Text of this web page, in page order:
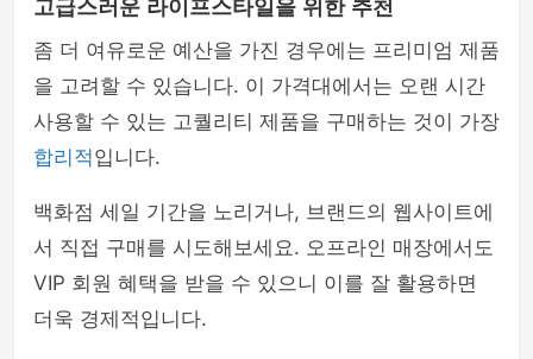
고급스러운 라이프스타일을 위한 추천
좀 더 여유로운 예산을 가진 경우에는 프리미엄 제품
을 고려할 수 있습니다. 이 가격대에서는 오랜 시간
사용할 수 있는 고퀄리티 제품을 구매하는 것이 가장
합리적입니다.
백화점 세일 기간을 노리거나, 브랜드의 웹사이트에
서 직접 구매를 시도해보세요. 오프라인 매장에서도
VIP 회원 혜택을 받을 수 있으니 이를 잘 활용하면
더욱 경제적입니다.